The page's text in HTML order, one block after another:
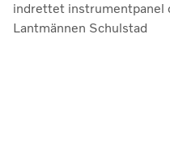
indrettet instrumentpanel
indstilles til chaufførens
Lantmännen Schulstad